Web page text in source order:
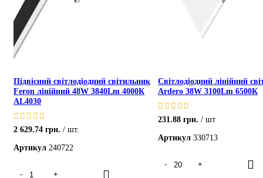
Підвісний світлодіодний світильник
Feron лінійний 48W 3840Lm 4000К
AL4030
2 629.74 грн.
шт.
Артикул 240722
Світлодіодний лінійний
Ardero 38W 3100Lm 6500К
231.88 грн.
шт
Артикул 330713